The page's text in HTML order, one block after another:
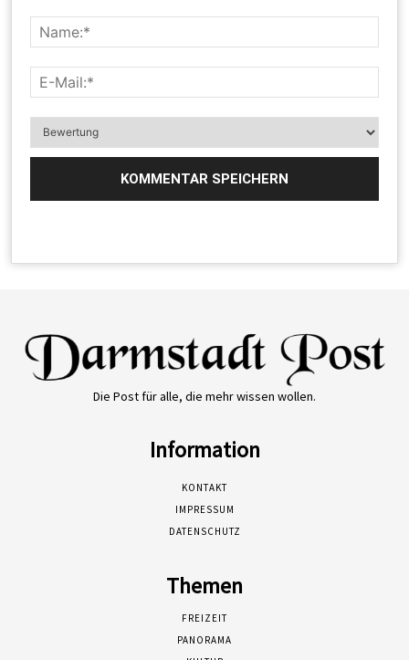
Die Post für alle, die mehr wissen wollen.
Information
KONTAKT
IMPRESSUM
DATENSCHUTZ
Themen
FREIZEIT
PANORAMA